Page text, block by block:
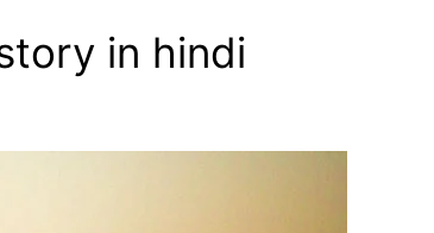
in hindi